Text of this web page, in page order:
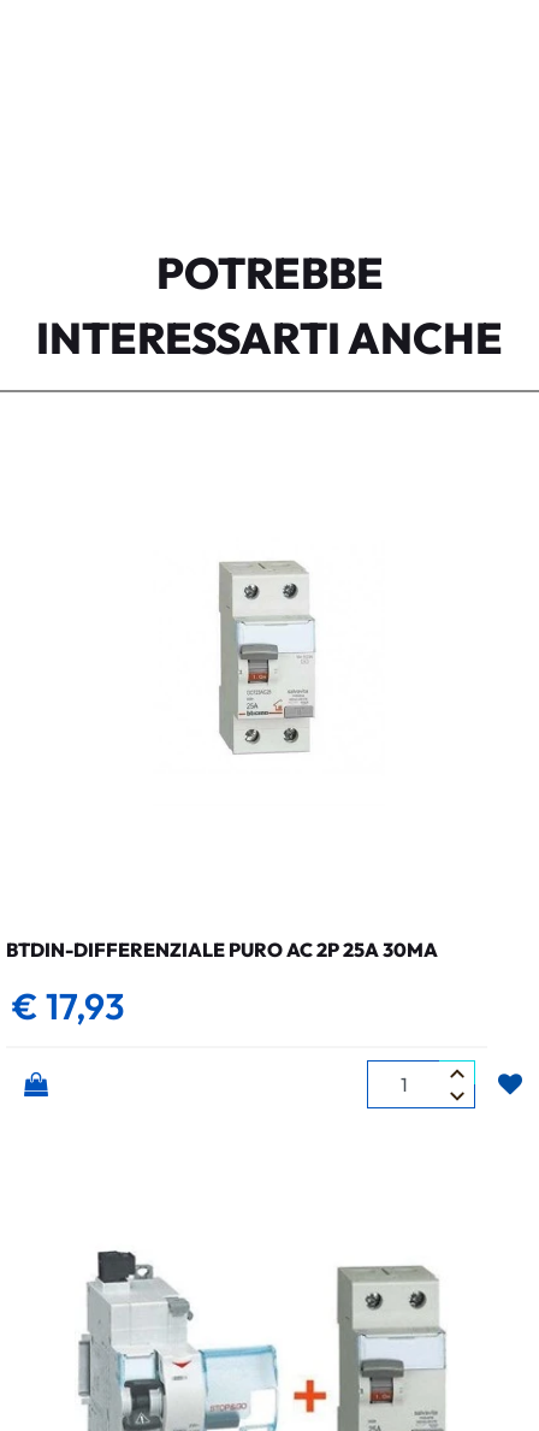
POTREBBE
INTERESSARTI ANCHE
BTDIN-DIFFERENZIALE PURO AC 2P 25A 30MA
€ 17,93
Quantità